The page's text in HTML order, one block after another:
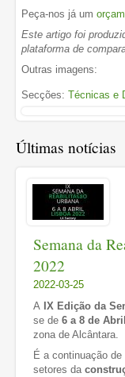
Peça-nos já um
Este artigo foi
plataforma de
Outras imagens:
Secções: Técnicas e
Últimas notícias
Semana da
2022
2022-03-25
A IX Edição da
se de 6 a 8 de
zona de Alcântara.
É a continuação
setores da